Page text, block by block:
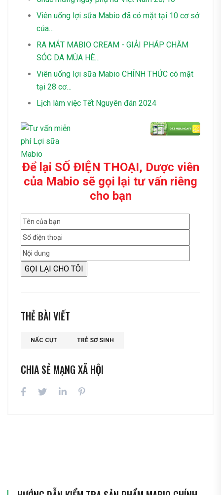
Viên uống lợi sữa Mabio đã có mặt tại 10 cơ sở
của…
RA MẮT MABIO CREAM - GIẢI PHÁP CHĂM
SÓC DA MÙA HÈ…
Viên uống lợi sữa Mabio CHÍNH THỨC có mặt
tại 28 cơ…
Lịch làm việc Tết Nguyên đán 2024
Để lại SỐ ĐIỆN THOẠI, Dược viên
của Mabio sẽ gọi lại tư vấn riêng
cho bạn
THẺ BÀI VIẾT
NẤC CỤT TRẺ SƠ SINH
CHIA SẺ MẠNG XÃ HỘI